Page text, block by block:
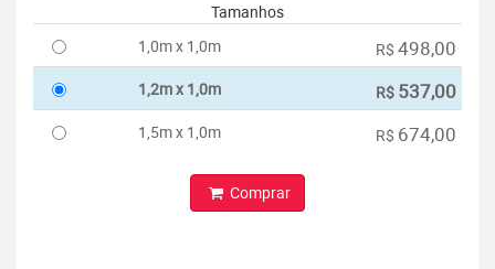
Tamanhos
1,0m x 1,0m
R$ 498,00
1,2m x 1,0m R$ 537,00
1,5m x 1,0m R$ 674,00
Comprar